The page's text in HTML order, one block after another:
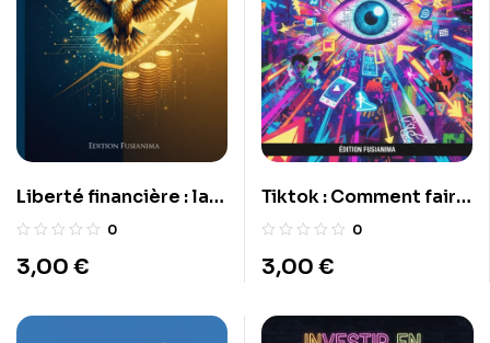
Liberté financière : la
Bible
0
3,00 €
Tiktok : Comment faire
des vues ?0
3,00 €